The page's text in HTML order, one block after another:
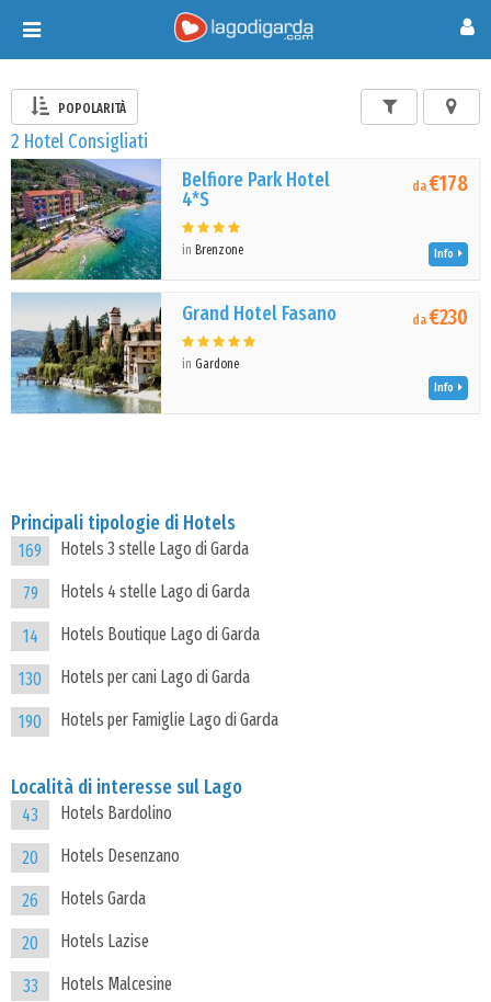
Toggle
navigation
POPOLARITÀ
2 Hotel Consigliati
Belfiore Park Hotel
4*S
in Brenzone
da€178
Info
Grand Hotel Fasano
inGardone
da€230
Info
Principali tipologie di Hotels
169 Hotels 3 stelle Lago di Garda
79 Hotels 4 stelle Lago di Garda
14 Hotels Boutique Lago di Garda
130 Hotels per cani Lago di Garda
190 Hotels per Famiglie Lago di Garda
Località di interesse sul Lago
43 Hotels Bardolino
20 Hotels Desenzano
26 Hotels Garda
20 Hotels Lazise
33 Hotels Malcesine